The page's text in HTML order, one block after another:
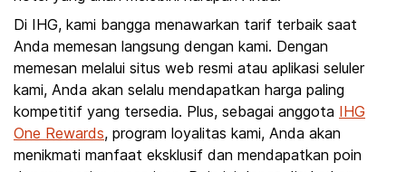
Di IHG, kami bangga menawarkan tarif terbaik saat
Anda memesan langsung dengan kami. Dengan
memesan melalui situs web resmi atau aplikasi seluler
kami, Anda akan selalu mendapatkan harga paling
kompetitif yang tersedia. Plus, sebagai anggota IHG
One Rewards, program loyalitas kami, Anda akan
menikmati manfaat eksklusif dan mendapatkan poin